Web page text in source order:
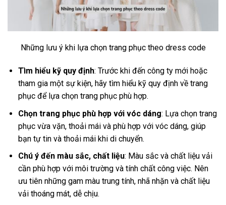
Những lưu ý khi lựa chọn trang phục theo dress code
Tìm hiểu kỹ quy định: Trước khi đến công ty mới hoặc
tham gia một sự kiện, hãy tìm hiểu kỹ quy định về trang
phục để lựa chọn trang phục phù hợp.
Chọn trang phục phù hợp với vóc dáng: Lựa chọn trang
phục vừa vặn, thoải mái và phù hợp với vóc dáng, giúp
bạn tự tin và thoải mái khi di chuyển.
Chú ý đến màu sắc, chất liệu: Màu sắc và chất liệu vải
cần phù hợp với môi trường và tính chất công việc. Nên
ưu tiên những gam màu trung tính, nhã nhặn và chất liệu
vải thoáng mát, dễ chịu.